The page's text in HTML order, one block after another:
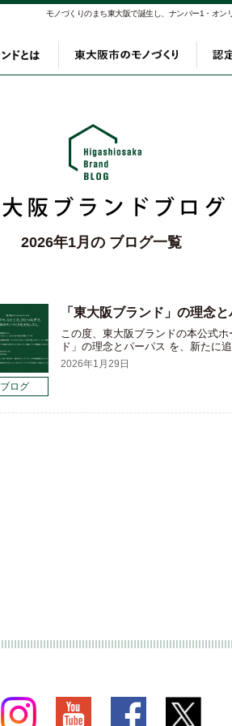
モノづくりのまち東大阪で誕生し、ナンバー1・オ
東大阪ブランドとは 東大阪市
2026年1月の ブログ一覧
ブログ
「東大阪ブランド」の理念
この度、東大阪ブランドの本公式
ド」の理念とパーパス を、新たに
2026年1月29日